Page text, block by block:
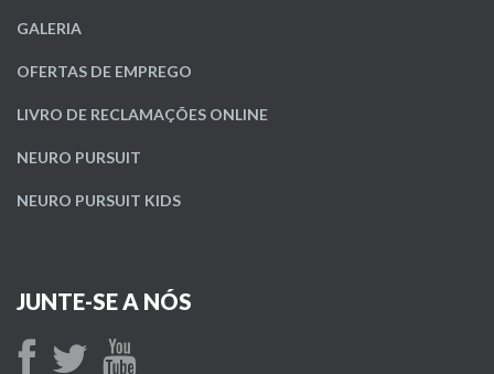
GALERIA
OFERTAS DE EMPREGO
LIVRO DE RECLAMAÇÕES ONLINE
NEURO PURSUIT
NEURO PURSUIT KIDS
JUNTE-SE A NÓS